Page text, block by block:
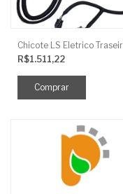
R$1.511,22